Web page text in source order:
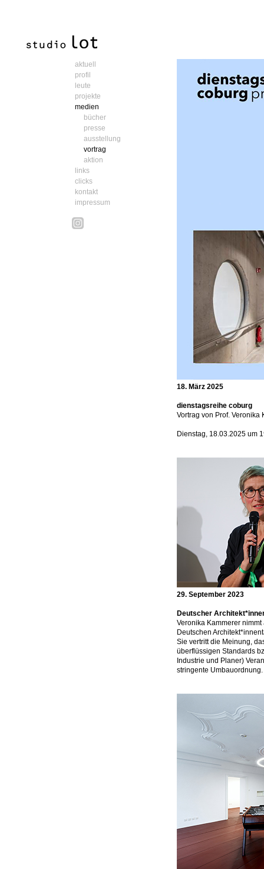
aktuell
profil
leute
projekte
medien
bücher
presse
ausstellung
vortrag
aktion
links
clicks
kontakt
impressum
18. März 2025
dienstagsreihe coburg
Vortrag von Prof.
Dienstag, 18.03.2025 um
29. September 2023
Deutscher
Veronika Kammerer
Deutschen
Sie vertritt die Meinung,
überflüssigen Standards
Industrie und Planer)
stringente Umbauordnung.